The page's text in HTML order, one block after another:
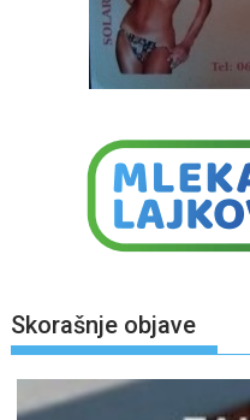
Skorašnje objave